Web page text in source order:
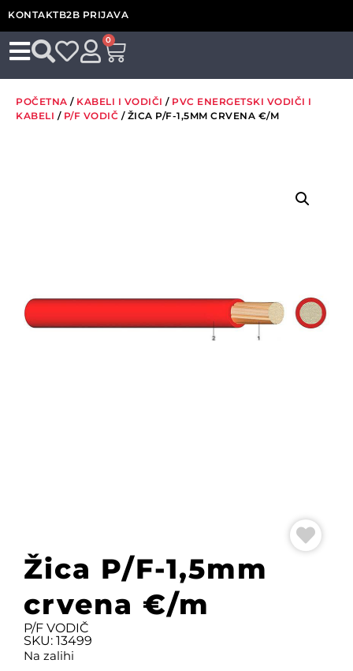
KONTAKTB2B PRIJAVA
0
POČETNA / KABELI I VODIČI / PVC ENERGETSKI VODIČI I
KABELI / P/F VODIČ / ŽICA P/F-1,5MM CRVENA €/M
Žica P/F-1,5mm
crvena €/m
P/F VODIČ
SKU: 13499
Na zalihi